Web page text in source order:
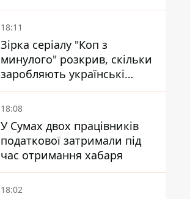
Сумщині
18:11
Зірка серіалу "Коп з
минулого" розкрив, скільки
заробляють українські
актори за день зйомок
18:08
У Сумах двох працівників
податкової затримали під
час отримання хабаря
18:02